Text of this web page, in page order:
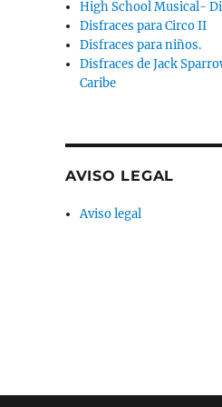
High School Musical-
Disfraces para Circo II
Disfraces para niños.
Disfraces de Jack
Caribe
AVISO LEGAL
Aviso legal